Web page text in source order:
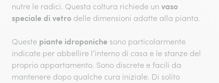
nutre le radici. Questa coltura richiede un vaso
speciale di vetro delle dimensioni adatte alla pianta.
Queste piante idroponiche sono particolarmente
indicate per abbellire l’interno di casa e le stanze del
proprio appartamento. Sono discrete e facili da
mantenere dopo qualche cura iniziale. Di solito